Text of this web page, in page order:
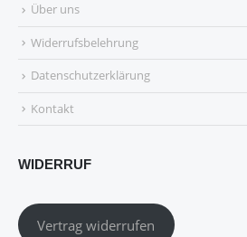
Über uns
Widerrufsbelehrung
Datenschutzerklärung
Kontakt
WIDERRUF
Vertrag widerrufen